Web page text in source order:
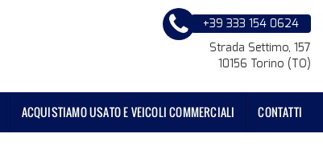
+39 333 154 0624
Strada Settimo, 157
10156 Torino (TO)
ACQUISTIAMO USATO E VEICOLI COMMERCIALI CONTATTI